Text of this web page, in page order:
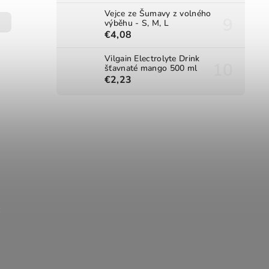
Vejce ze Šumavy z volného
výběhu - S, M, L
€4,08
Vilgain Electrolyte Drink
šťavnaté mango 500 ml
€2,23